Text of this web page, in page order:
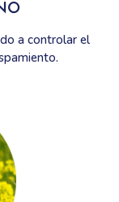
a controlar el